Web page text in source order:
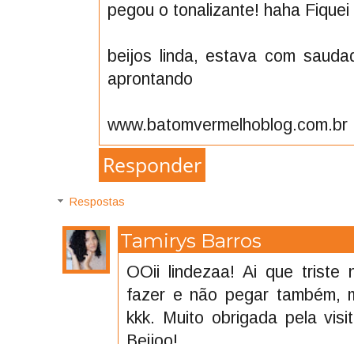
pegou o tonalizante! haha
beijos linda, estava com
aprontando
www.batomvermelhoblog.com.br
Responder
Respostas
Tamirys Barros
OOii lindezaa! Ai que triste
fazer e não pegar também,
kkk. Muito obrigada pela